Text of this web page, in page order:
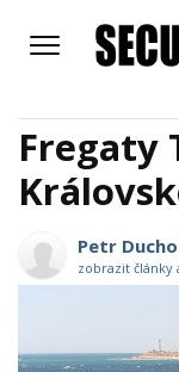
Fregaty
Petr
zobrazit články